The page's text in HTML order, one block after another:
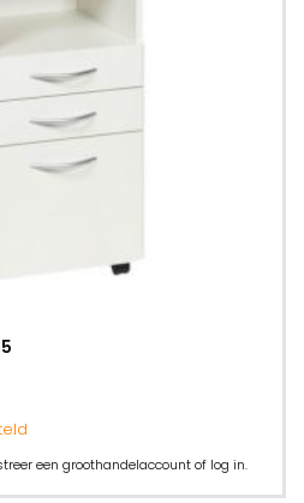
een groothandelaccount of log in.